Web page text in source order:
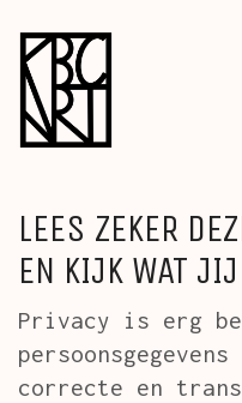
LEES ZEKER
EN KIJK WAT
Privacy is erg
correcte en